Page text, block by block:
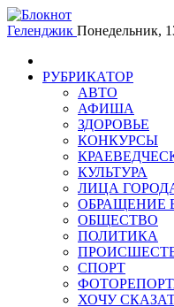
Геленджик Понедельник,
РУБРИКАТОР
АВТО
АФИША
ЗДОРОВЬЕ
КОНКУРСЫ
КУЛЬТУРА
ЛИЦА
ОБРАЩЕНИЕ
ОБЩЕСТВО
ПОЛИТИКА
СПОРТ
ХОЧУ